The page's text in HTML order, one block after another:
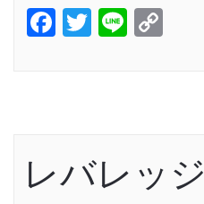
Facebook
Twitter
Line
レバレッジ